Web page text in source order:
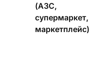
(АЗС,
супермаркет,
маркетплейс)